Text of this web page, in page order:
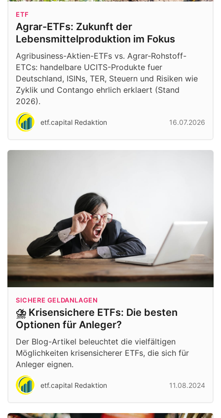
ETF
Agrar-ETFs: Zukunft der
Lebensmittelproduktion im Fokus
Agribusiness-Aktien-ETFs vs. Agrar-Rohstoff-
ETCs: handelbare UCITS-Produkte fuer
Deutschland, ISINs, TER, Steuern und Risiken wie
Zyklik und Contango ehrlich erklaert (Stand
2026).
etf.capital Redaktion 16.07.2026
SICHERE GELDANLAGEN
⛈️ Krisensichere ETFs: Die besten
Optionen für Anleger?
Der Blog-Artikel beleuchtet die vielfältigen
Möglichkeiten krisensicherer ETFs, die sich für
Anleger eignen.
etf.capital Redaktion 11.08.2024